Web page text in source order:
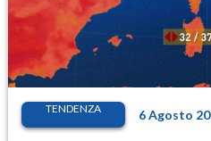
TENDENZA 6 Agosto